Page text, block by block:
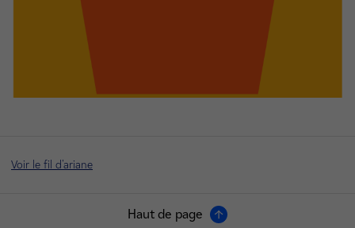
Voir le fil d'ariane
Haut de page